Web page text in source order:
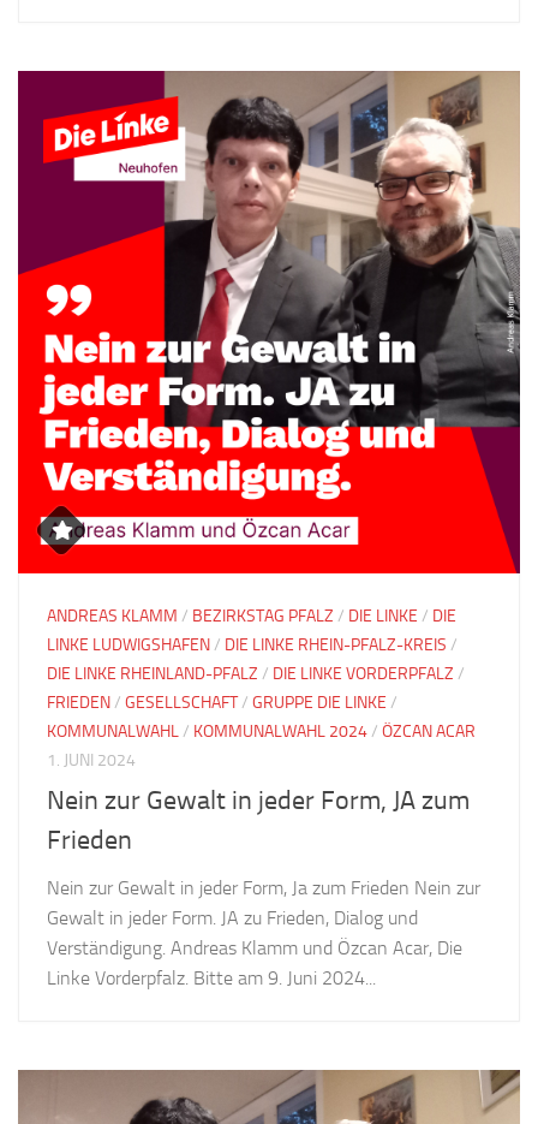
ANDREAS KLAMM / BEZIRKSTAG PFALZ / DIE LINKE / DIE
LINKE LUDWIGSHAFEN/ DIE LINKE RHEIN-PFALZ-KREIS /
DIE LINKE RHEINLAND-PFALZ / DIE LINKE VORDERPFALZ /
FRIEDEN/ GESELLSCHAFT/ GRUPPE DIE LINKE /
KOMMUNALWAHL/ KOMMUNALWAHL 2024/ ÖZCAN ACAR
1. JUNI 2024
Nein zur Gewalt in jeder Form, JA zum
Frieden
Nein zur Gewalt in jeder Form, Ja zum Frieden Nein zur
Gewalt in jeder Form. JA zu Frieden, Dialog und
Verständigung. Andreas Klamm und Özcan Acar, Die
Linke Vorderpfalz. Bitte am 9. Juni 2024...